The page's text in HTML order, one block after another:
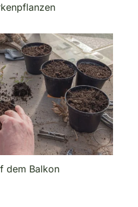
dem Balkon